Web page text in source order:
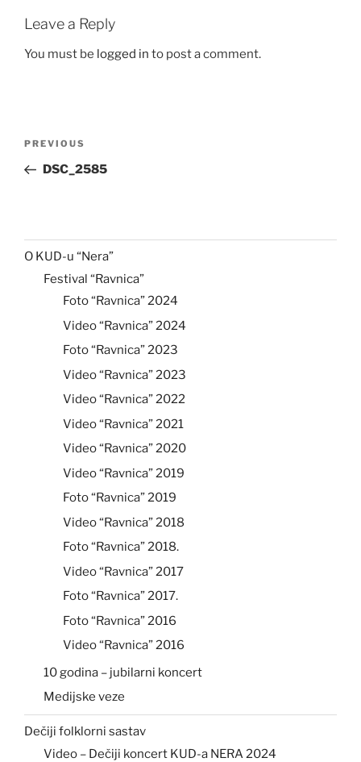
Leave a Reply
You must be logged in to post a comment.
Previous
Post
PREVIOUS
DSC_2585
O KUD-u “Nera”
Festival “Ravnica”
Foto “Ravnica” 2024
Video “Ravnica” 2024
Foto “Ravnica” 2023
Video “Ravnica” 2023
Video “Ravnica” 2022
Video “Ravnica” 2021
Video “Ravnica” 2020
Video “Ravnica” 2019
Foto “Ravnica” 2019
Video “Ravnica” 2018
Foto “Ravnica” 2018.
Video “Ravnica” 2017
Foto “Ravnica” 2017.
Foto “Ravnica” 2016
Video “Ravnica” 2016
10 godina – jubilarni koncert
Medijske veze
Dečiji folklorni sastav
Video – Dečiji koncert KUD-a NERA 2024